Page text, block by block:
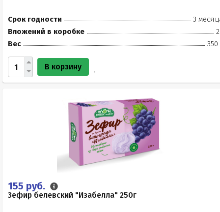
Срок годности
3
Вложений в коробке
Вес
350
В корзину
155 руб.
Зефир белевский "Изабелла" 250г